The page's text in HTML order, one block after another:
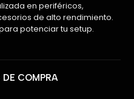
en periféricos,
de alto rendimiento.
potenciar tu setup.
COMPRA